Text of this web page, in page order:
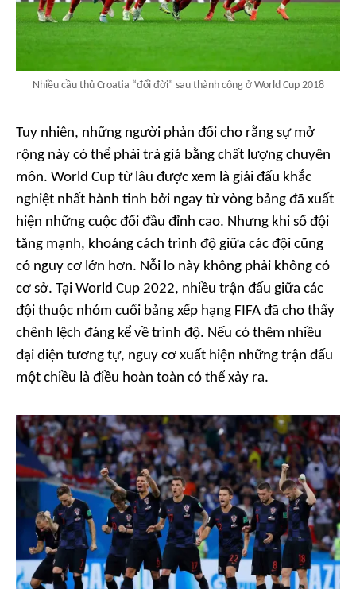
Nhiều cầu thủ Croatia “đổi đời” sau thành công ở World Cup 2018
Tuy nhiên, những người phản đối cho rằng sự mở
rộng này có thể phải trả giá bằng chất lượng chuyên
môn. World Cup từ lâu được xem là giải đấu khắc
nghiệt nhất hành tinh bởi ngay từ vòng bảng đã xuất
hiện những cuộc đối đầu đỉnh cao. Nhưng khi số đội
tăng mạnh, khoảng cách trình độ giữa các đội cũng
có nguy cơ lớn hơn. Nỗi lo này không phải không có
cơ sở. Tại World Cup 2022, nhiều trận đấu giữa các
đội thuộc nhóm cuối bảng xếp hạng FIFA đã cho thấy
chênh lệch đáng kể về trình độ. Nếu có thêm nhiều
đại diện tương tự, nguy cơ xuất hiện những trận đấu
một chiều là điều hoàn toàn có thể xảy ra.